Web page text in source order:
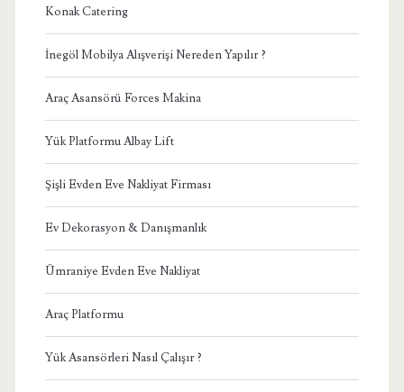
Konak Catering
İnegöl Mobilya Alışverişi Nereden Yapılır ?
Araç Asansörü Forces Makina
Yük Platformu Albay Lift
Şişli Evden Eve Nakliyat Firması
Ev Dekorasyon & Danışmanlık
Ümraniye Evden Eve Nakliyat
Araç Platformu
Yük Asansörleri Nasıl Çalışır ?